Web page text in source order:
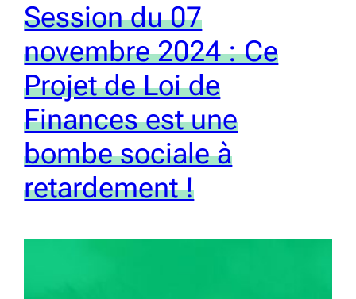
Session du 07
novembre 2024 : Ce
Projet de Loi de
Finances est une
bombe sociale à
retardement !